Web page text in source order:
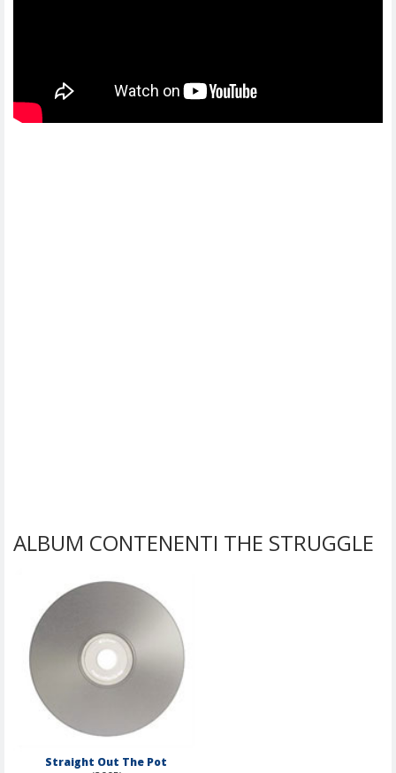
ALBUM CONTENENTI THE STRUGGLE
Straight Out The Pot